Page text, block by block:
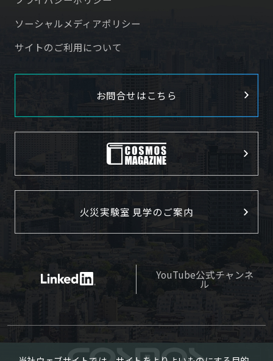
ソーシャルメディアポリシー
サイトのご利用について
お問合せはこちら
火災実験室 見学のご案内
YouTube公式チャンネ
ル